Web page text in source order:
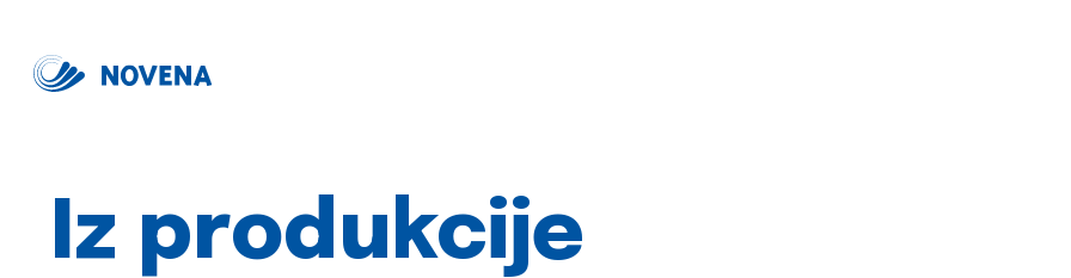
Iz produkcije